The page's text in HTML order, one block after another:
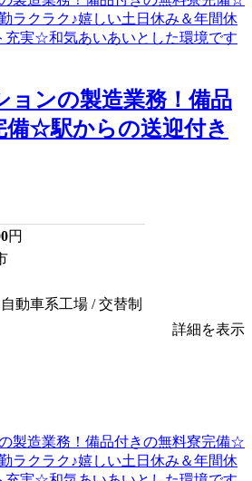
ョンの製造業務！備品
備☆駅からの送迎付き
円
動車系工場 / 交替制
詳細を表示